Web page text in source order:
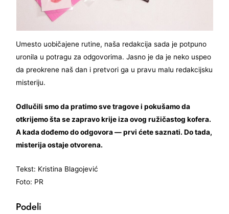
Umesto uobičajene rutine, naša redakcija sada je potpuno
uronila u potragu za odgovorima. Jasno je da je neko uspeo
da preokrene naš dan i pretvori ga u pravu malu redakcijsku
misteriju.
Odlučili smo da pratimo sve tragove i pokušamo da
otkrijemo šta se zapravo krije iza ovog ružičastog kofera.
A kada dođemo do odgovora — prvi ćete saznati. Do tada,
misterija ostaje otvorena.
Tekst: Kristina Blagojević
Foto: PR
Podeli